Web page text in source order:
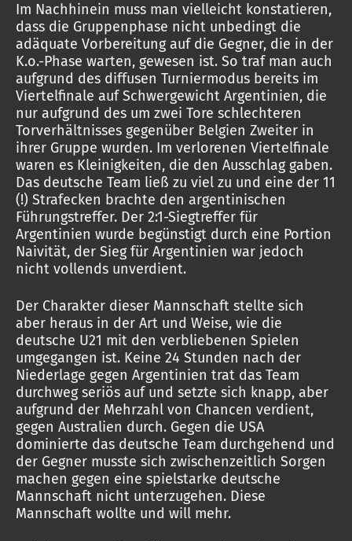
Im Nachhinein muss man vielleicht konstatieren,
dass die Gruppenphase nicht unbedingt die
adäquate Vorbereitung auf die Gegner, die in der
K.o.-Phase warten, gewesen ist. So traf man auch
aufgrund des diffusen Turniermodus bereits im
Viertelfinale auf Schwergewicht Argentinien, die
nur aufgrund des um zwei Tore schlechteren
Torverhältnisses gegenüber Belgien Zweiter in
ihrer Gruppe wurden. Im verlorenen Viertelfinale
waren es Kleinigkeiten, die den Ausschlag gaben.
Das deutsche Team ließ zu viel zu und eine der 11
(!) Strafecken brachte den argentinischen
Führungstreffer. Der 2:1-Siegtreffer für
Argentinien wurde begünstigt durch eine Portion
Naivität, der Sieg für Argentinien war jedoch
nicht vollends unverdient.
Der Charakter dieser Mannschaft stellte sich
aber heraus in der Art und Weise, wie die
deutsche U21 mit den verbliebenen Spielen
umgegangen ist. Keine 24 Stunden nach der
Niederlage gegen Argentinien trat das Team
durchweg seriös auf und setzte sich knapp, aber
aufgrund der Mehrzahl von Chancen verdient,
gegen Australien durch. Gegen die USA
dominierte das deutsche Team durchgehend und
der Gegner musste sich zwischenzeitlich Sorgen
machen gegen eine spielstarke deutsche
Mannschaft nicht unterzugehen. Diese
Mannschaft wollte und will mehr.